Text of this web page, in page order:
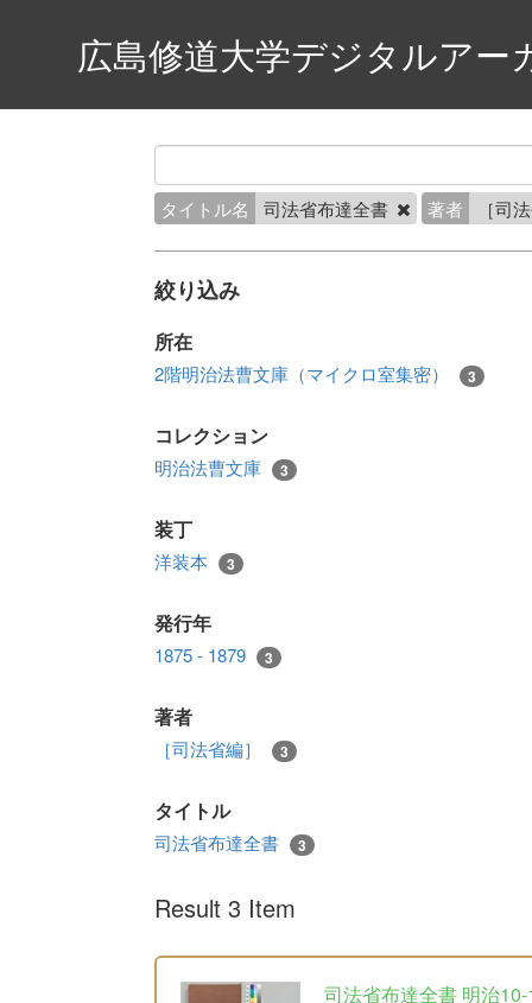
広島修道大学デジタルアー
タイトル名 司法省布達全書 著者 ［司
絞り込み
所在
2階明治法曹文庫（マイクロ室集密） 3
コレクション
明治法曹文庫 3
装丁
洋装本 3
発行年
1875 - 1879 3
著者
［司法省編］ 3
タイトル
司法省布達全書 3
Result 3 Item
司法省布達全書 明治